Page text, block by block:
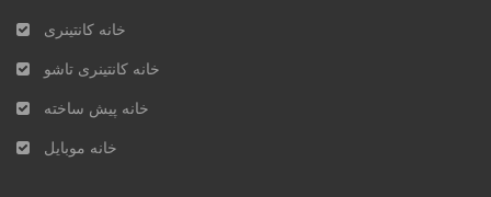
خانه کانتینری
خانه کانتینری تاشو
خانه پیش ساخته
خانه موبایل